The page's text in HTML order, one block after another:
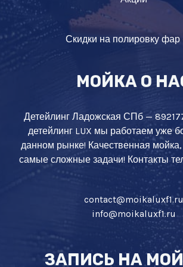
Скидки на полировку фар
МОЙКА О
Детейлинг Ладожская СПб —
детейлинг LUX мы работаем уже
данном рынке! Качественная
самые сложные задачи! Контакты
contact@moikaluxf1.ru
info@moikaluxf1.ru
ЗАПИСЬ НА